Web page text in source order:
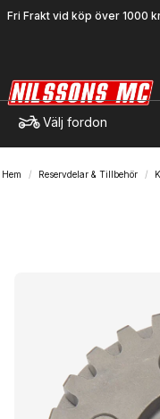
Fri Frakt vid köp över 1000
Välj fordon
Hem Reservdelar & Tillbehör